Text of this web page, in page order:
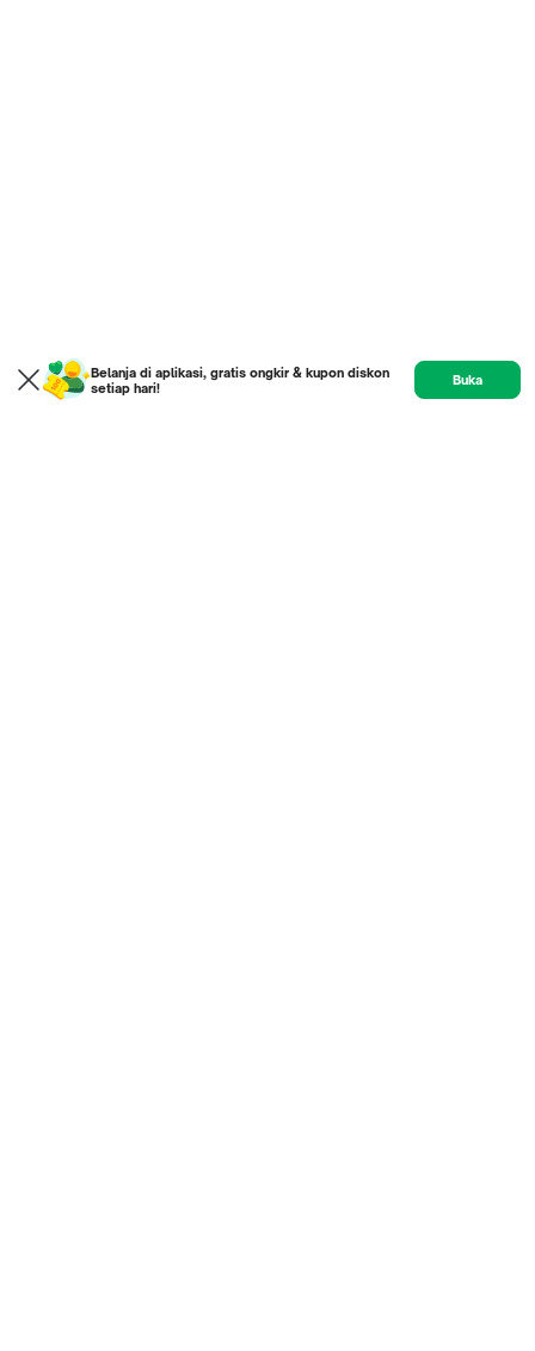
Belanja di aplikasi, gratis ongkir & kupon diskon
setiap hari!
Buka